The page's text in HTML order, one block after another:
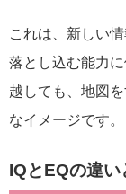
これは、新しい
落とし込む能力
越しても、地図
なイメージです。
IQとEQの違